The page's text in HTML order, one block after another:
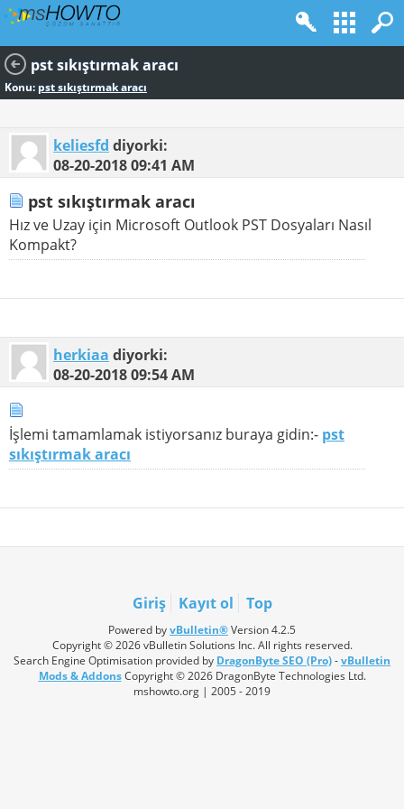
pst sıkıştırmak aracı
Konu:pst sıkıştırmak aracı
keliesfd diyorki:
08-20-201809:41 AM
pst sıkıştırmak aracı
Hız ve Uzay için Microsoft Outlook PST Dosyaları Nasıl
Kompakt?
herkiaa diyorki:
08-20-201809:54 AM
İşlemi tamamlamak istiyorsanız buraya gidin:- pst
sıkıştırmak aracı
Giriş Kayıt ol Top
Powered byvBulletin®Version 4.2.5
Copyright © 2026 vBulletin Solutions Inc. All rights reserved.
Search Engine Optimisation provided by DragonByte SEO (Pro)-vBulletin
Mods & AddonsCopyright © 2026 DragonByte Technologies Ltd.
mshowto.org | 2005 - 2019